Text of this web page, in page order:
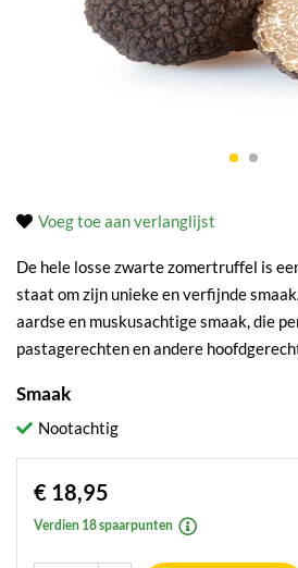
Voeg toe aan verlanglijst
De hele losse zwarte zomertruffel is
staat om zijn unieke en verfijnde
aardse en muskusachtige smaak, die
pastagerechten en andere
Smaak
Nootachtig
€ 18,95
Verdien 18 spaarpunten